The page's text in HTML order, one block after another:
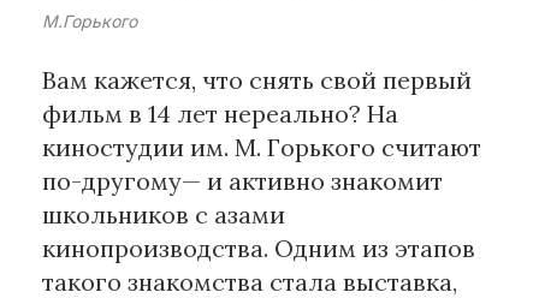
АКИ
Artists / Художники.РФ
Онлайн патент
М.Горького
Вам кажется, что снять свой первый
фильм в 14 лет нереально? На
киностудии им. М. Горького считают
по-другому— и активно знакомит
школьников с азами
кинопроизводства. Одним из этапов
такого знакомства стала выставка,